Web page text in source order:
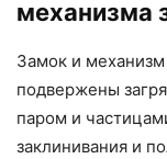
механизма
Замок и
подвержены
паром и
заклинивания и